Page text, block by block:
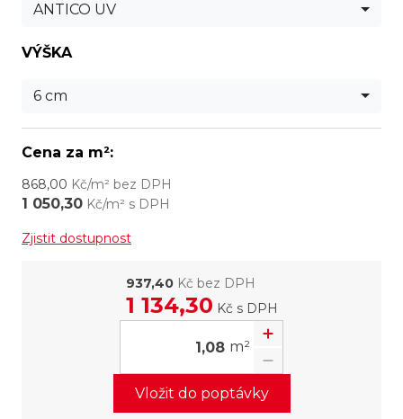
ANTICO UV
VÝŠKA
6 cm
Cena za m²:
868,00 Kč/m² bez DPH
1 050,30 Kč/m² s DPH
Zjistit dostupnost
937,40Kč bez DPH
1 134,30 Kč s DPH
m²
Vložit do poptávky